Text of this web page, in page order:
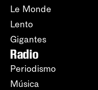
Le Monde
Lento
Gigantes
Radio
Periodismo
Música